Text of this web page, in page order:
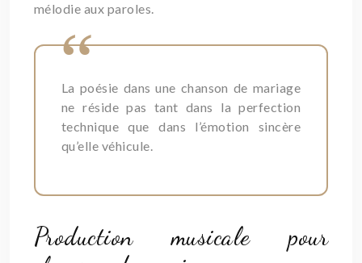
mélodie aux paroles.
La poésie dans une chanson de mariage
ne réside pas tant dans la perfection
technique que dans l’émotion sincère
qu’elle véhicule.
Production musicale pour